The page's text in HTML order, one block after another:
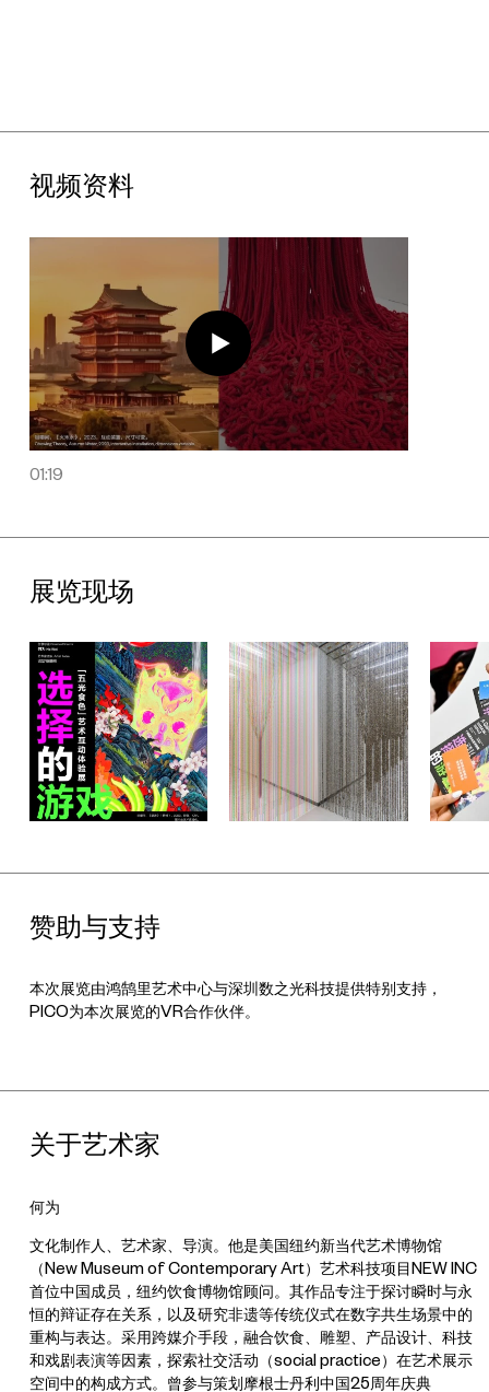
研究在地城市文化，并以多样的艺术形式与之发生对话，将当代文
性。UCCA Lab希望通过一场在南昌的“选择的游戏”，模糊日常与
艺术的边界，将艺术创作中开放和包容的态度传递给观众，让他们
个全新的视角重新看待他们身处的城市，发现其表象之下那五光十
色的文化之光，照亮未来那闪烁不已的生活。
视频资料
01:19
展览现场
赞助与支持
本次展览由鸿鹄里艺术中心与深圳数之光科技提供特别支持，
PICO为本次展览的VR合作伙伴。
关于艺术家
何为
文化制作人、艺术家、导演。他是美国纽约新当代艺术博物馆
（New Museum of Contemporary Art）艺术科技项目NEW INC
首位中国成员，纽约饮食博物馆顾问。其作品专注于探讨瞬时与永
恒的辩证存在关系，以及研究非遗等传统仪式在数字共生场景中的
重构与表达。采用跨媒介手段，融合饮食、雕塑、产品设计、科技
和戏剧表演等因素，探索社交活动（social practice）在艺术展示
空间中的构成方式。曾参与策划摩根士丹利中国25周年庆典